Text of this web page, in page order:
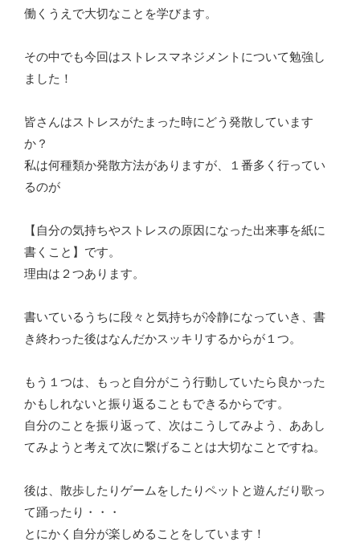
働くうえで大切なことを学びます。
その中でも今回はストレスマネジメントについて勉強し
ました！
皆さんはストレスがたまった時にどう発散しています
か？
私は何種類か発散方法がありますが、１番多く行ってい
るのが
【自分の気持ちやストレスの原因になった出来事を紙に
書くこと】です。
理由は２つあります。
書いているうちに段々と気持ちが冷静になっていき、書
き終わった後はなんだかスッキリするからが１つ。
もう１つは、もっと自分がこう行動していたら良かった
かもしれないと振り返ることもできるからです。
自分のことを振り返って、次はこうしてみよう、ああし
てみようと考えて次に繋げることは大切なことですね。
後は、散歩したりゲームをしたりペットと遊んだり歌っ
て踊ったり・・・
とにかく自分が楽しめることをしています！